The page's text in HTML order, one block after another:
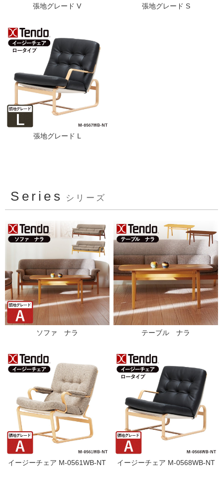
張地グレード V 張地グレード S
張地グレード L
Series シリーズ
ソファ ナラ テーブル ナラ
イージーチェア M-0561WB-NT イージーチェア M-0568WB-NT